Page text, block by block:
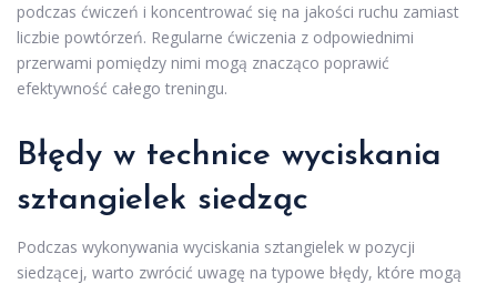
podczas ćwiczeń i koncentrować się na jakości ruchu zamiast
liczbie powtórzeń. Regularne ćwiczenia z odpowiednimi
przerwami pomiędzy nimi mogą znacząco poprawić
efektywność całego treningu.
Błędy w technice wyciskania
sztangielek siedząc
Podczas wykonywania wyciskania sztangielek w pozycji
siedzącej, warto zwrócić uwagę na typowe błędy, które mogą